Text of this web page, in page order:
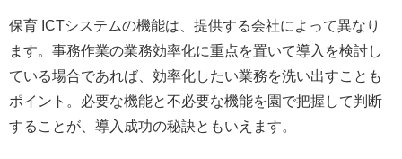
保育 ICTシステムの機能は、提供する会社によって異なり
ます。事務作業の業務効率化に重点を置いて導入を検討し
ている場合であれば、効率化したい業務を洗い出すことも
ポイント。必要な機能と不必要な機能を園で把握して判断
することが、導入成功の秘訣ともいえます。